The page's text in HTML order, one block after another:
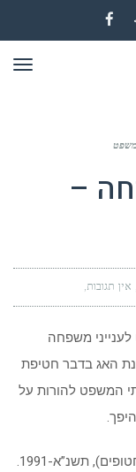
Facebook
–
אין תגובות
משפחה
האג בדבר חטיפת
המשפט להורות על
תשנ”א-1991.